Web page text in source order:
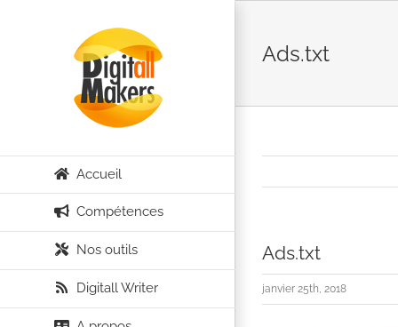
Accueil
Compétences
Nos outils
Digitall Writer
Ads.txt
Ads.txt
janvier 25th, 2018